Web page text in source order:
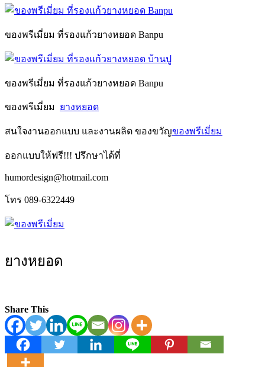
ของพรีเมี่ยม ที่รองแก้วยางหยอด Banpu
ของพรีเมี่ยม ที่รองแก้วยางหยอด Banpu
ของพรีเมี่ยม ยางหยอด
สนใจงานออกแบบ และงานผลิต ของขวัญของพรีเมี่ยม
ออกแบบให้ฟรี!!! ปรึกษาได้ที่
humordesign@hotmail.com
โทร 089-6322449
ยางหยอด
Share This